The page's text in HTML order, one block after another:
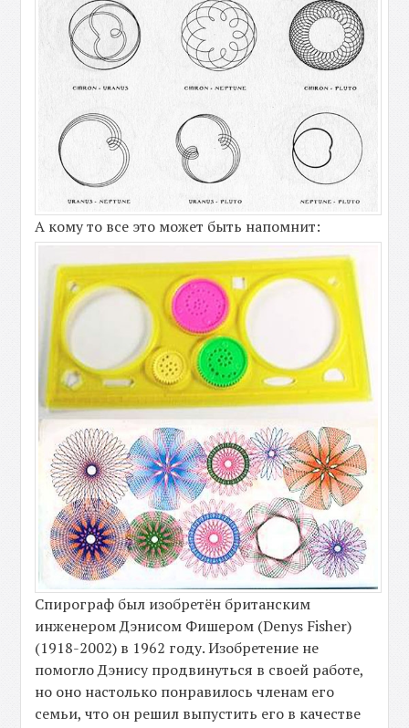
А кому то все это может быть напомнит:
Спирограф был изобретён британским
инженером Дэнисом Фишером (Denys Fisher)
(1918-2002) в 1962 году. Изобретение не
помогло Дэнису продвинуться в своей работе,
но оно настолько понравилось членам его
семьи, что он решил выпустить его в качестве